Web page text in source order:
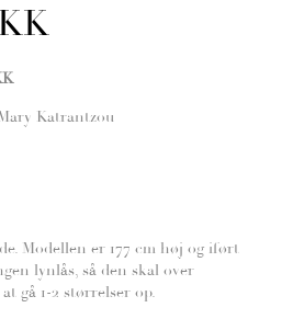
Katrantzou
Modellen er 177 cm høj og iført
lynlås, så den skal over
gå 1-2 størrelser op.